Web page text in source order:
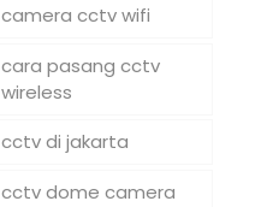
camera cctv wifi
cara pasang cctv
wireless
cctv di jakarta
cctv dome camera